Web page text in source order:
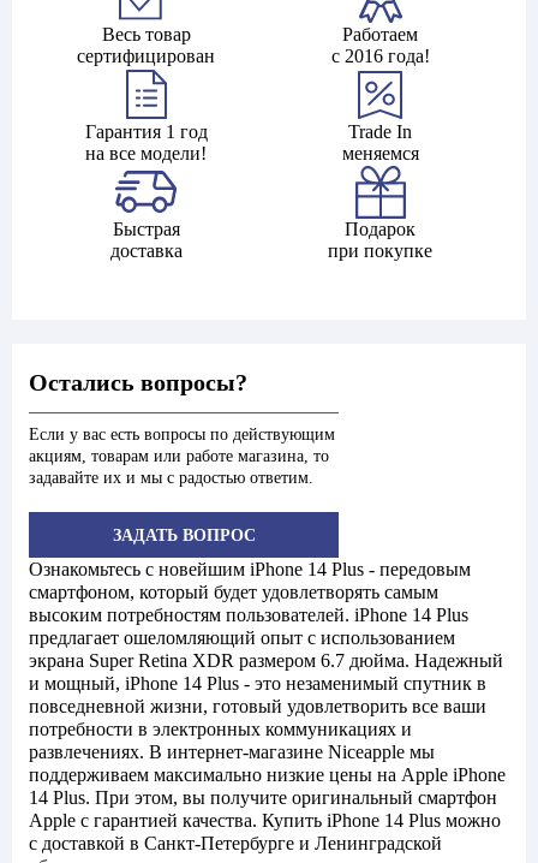
Весь товар
сертифицирован
Работаем
с 2016 года!
Гарантия 1 год
на все модели!
Trade In
меняемся
Быстрая
доставка
Подарок
при покупке
Остались вопросы?
Если у вас есть вопросы по действующим
акциям, товарам или работе магазина, то
задавайте их и мы с радостью ответим.
ЗАДАТЬ ВОПРОС
Ознакомьтесь с новейшим iPhone 14 Plus - передовым
смартфоном, который будет удовлетворять самым
высоким потребностям пользователей. iPhone 14 Plus
предлагает ошеломляющий опыт с использованием
экрана Super Retina XDR размером 6.7 дюйма. Надежный
и мощный, iPhone 14 Plus - это незаменимый спутник в
повседневной жизни, готовый удовлетворить все ваши
потребности в электронных коммуникациях и
развлечениях. В интернет-магазине Niceapple мы
поддерживаем максимально низкие цены на Apple iPhone
14 Plus. При этом, вы получите оригинальный смартфон
Apple с гарантией качества. Купить iPhone 14 Plus можно
с доставкой в Санкт-Петербурге и Ленинградской